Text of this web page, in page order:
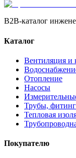
B2B-каталог
Каталог
Вентиляция и
Отопление
Насосы
Трубы,
Тепловая
Покупателю